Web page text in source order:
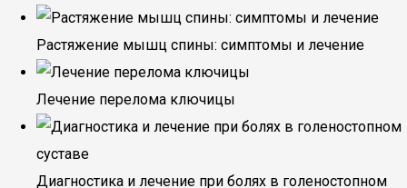
Растяжение мышц спины: симптомы и лечение
Лечение перелома ключицы
Диагностика и лечение при болях в голеностопном